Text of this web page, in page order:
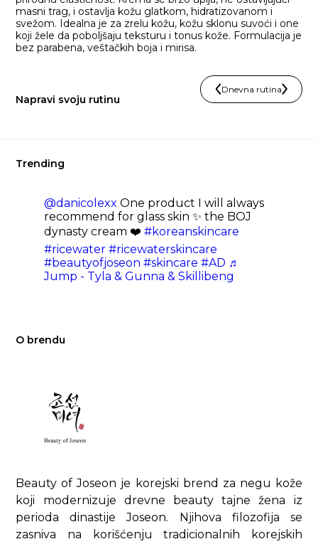
masni trag, i ostavlja kožu glatkom, hidratizovanom i
svežom. Idealna je za zrelu kožu, kožu sklonu suvoći i one
koji žele da poboljšaju teksturu i tonus kože. Formulacija je
bez parabena, veštačkih boja i mirisa.
Napravi svoju rutinu
Dnevna rutina
Trending
@danicolexx One product I will always
recommend for glass skin ✨ the BOJ
dynasty cream ❤️#koreanskincare
#ricewater #ricewaterskincare
#beautyofjoseon #skincare #AD ♬
Jump - Tyla & Gunna & Skillibeng
O brendu
Beauty of Joseon je korejski brend za negu kože
koji modernizuje drevne beauty tajne žena iz
perioda dinastije Joseon. Njihova filozofija se
zasniva na korišćenju tradicionalnih korejskih